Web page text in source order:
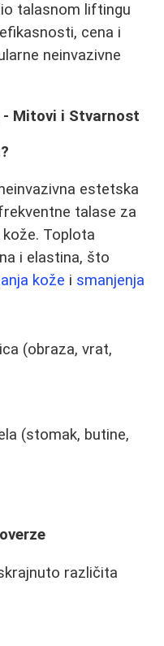
talasnom liftingu
cena i
neinvazivne
Mitovi i Stvarnost
estetska
talase za
Toplota
i elastina, što
kože i smanjenja
(obraza, vrat,
(stomak, butine,
različita